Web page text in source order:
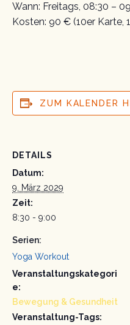
Wann: Freitags, 08:30 –
Kosten: 90 € (10er Karte,
ZUM KALENDER
DETAILS
Datum:
9. März 2029
Zeit:
8:30 - 9:00
Serien:
Yoga Workout
Veranstaltungskategori
e:
Bewegung & Gesundheit
Veranstaltung-Tags: